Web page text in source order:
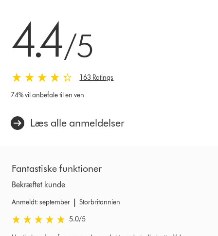
4.4/5
163 Ratings
74% vil anbefale til en ven
Læs alle anmeldelser
Fantastiske funktioner
Bekræftet kunde
Anmeldt: september | Storbritannien
5.0 stjerner af 5 fra Anmeldt: september Ratings
5.0/5